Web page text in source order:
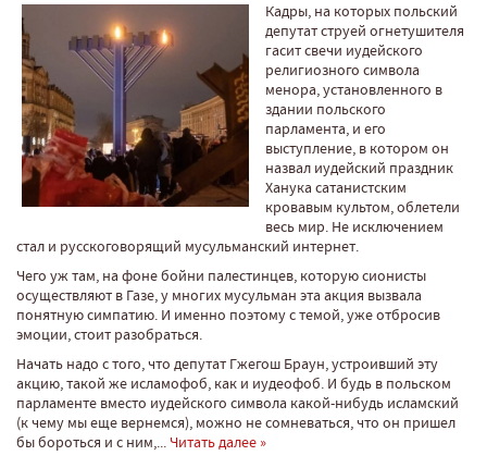
Кадры, на которых польский
депутат струей огнетушителя
гасит свечи иудейского
религиозного символа
менора, установленного в
здании польского
парламента, и его
выступление, в котором он
назвал иудейский праздник
Ханука сатанистским
кровавым культом, облетели
весь мир. Не исключением
стал и русскоговорящий мусульманский интернет.
Чего уж там, на фоне бойни палестинцев, которую сионисты
осуществляют в Газе, у многих мусульман эта акция вызвала
понятную симпатию. И именно поэтому с темой, уже отбросив
эмоции, стоит разобраться.
Начать надо с того, что депутат Гжегош Браун, устроивший эту
акцию, такой же исламофоб, как и иудеофоб. И будь в польском
парламенте вместо иудейского символа какой-нибудь исламский
(к чему мы еще вернемся), можно не сомневаться, что он пришел
бы бороться и с ним,... Читать далее »